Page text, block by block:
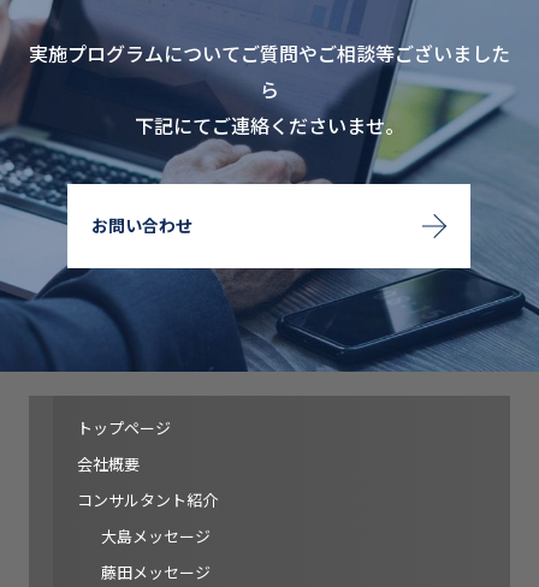
実施プログラムについてご質問やご相談等ございました
ら
下記にてご連絡くださいませ。
お問い合わせ
トップページ
会社概要
コンサルタント紹介
大島メッセージ
藤田メッセージ